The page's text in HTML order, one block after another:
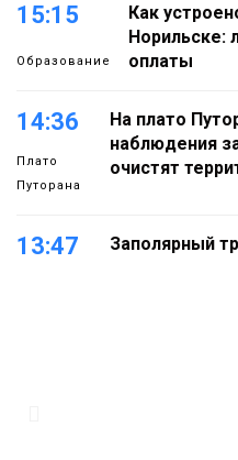
15:15
Образование
Как
Норильске:
оплаты
14:36
Плато
Путорана
На плато
наблюдения
очистят
13:47
Заполярный